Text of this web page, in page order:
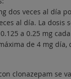
dos veces al día
al día. La dosis
a 0.25 mg
de 4 mg día,
clonazepam se